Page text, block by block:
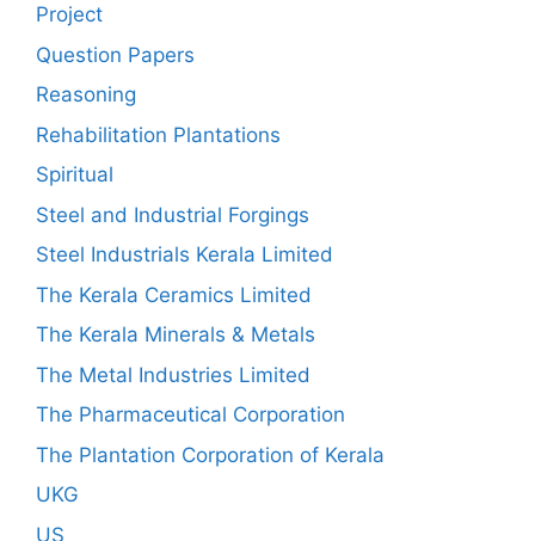
Project
Question Papers
Reasoning
Rehabilitation Plantations
Spiritual
Steel and Industrial Forgings
Steel Industrials Kerala Limited
The Kerala Ceramics Limited
The Kerala Minerals & Metals
The Metal Industries Limited
The Pharmaceutical Corporation
The Plantation Corporation of Kerala
UKG
US